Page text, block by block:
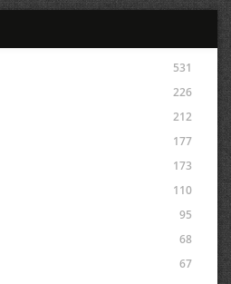
531
226
212
177
173
110
95
68
67